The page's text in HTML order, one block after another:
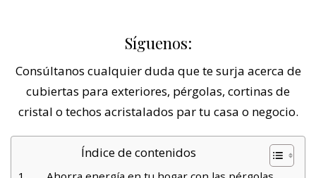
Síguenos:
Consúltanos cualquier duda que te surja acerca de
cubiertas para exteriores, pérgolas, cortinas de
cristal o techos acristalados par tu casa o negocio.
Índice de contenidos